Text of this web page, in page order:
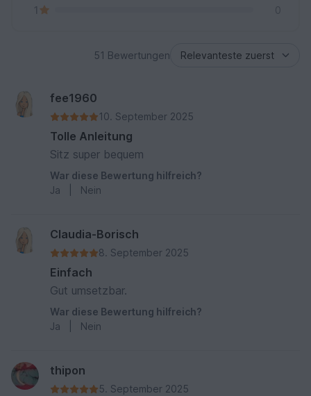
1 0
51 Bewertungen
fee1960
10. September 2025
Tolle Anleitung
Sitz super bequem
War diese Bewertung hilfreich?
Ja
Nein
Claudia-Borisch
8. September 2025
Einfach
Gut umsetzbar.
War diese Bewertung hilfreich?
Ja
Nein
thipon
5. September 2025